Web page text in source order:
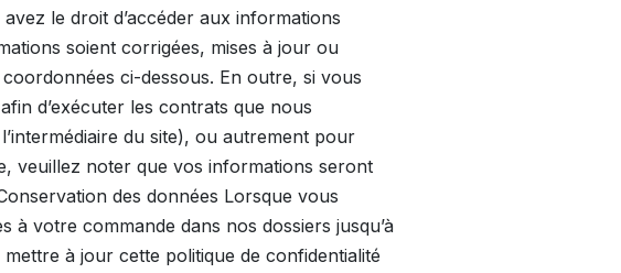
le droit d’accéder aux informations
soient corrigées, mises à jour ou
ci-dessous. En outre, si vous
d’exécuter les contrats que nous
du site), ou autrement pour
veuillez noter que vos informations seront
des données Lorsque vous
votre commande dans nos dossiers jusqu’à
à jour cette politique de confidentialité